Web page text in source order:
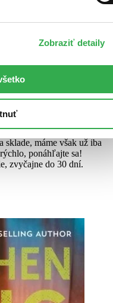
Zobraziť detaily
sklade, máme však už iba
ponáhľajte sa!
zvyčajne do 30 dní.